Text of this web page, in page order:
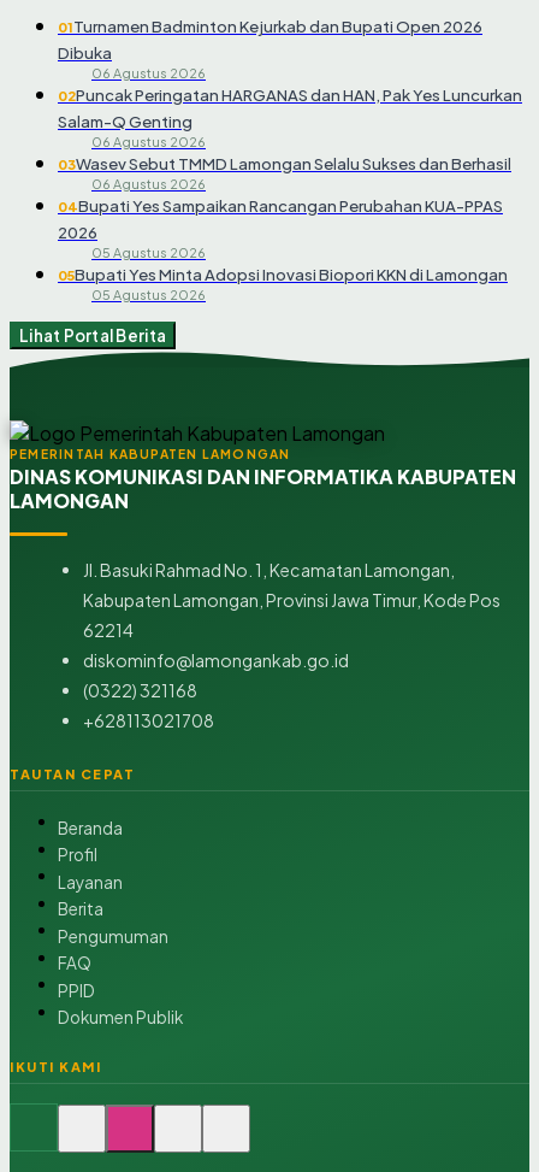
01Turnamen Badminton Kejurkab dan Bupati Open 2026
Dibuka
06 Agustus 2026
02Puncak Peringatan HARGANAS dan HAN, Pak Yes Luncurkan
Salam-Q Genting
06 Agustus 2026
03Wasev Sebut TMMD Lamongan Selalu Sukses dan Berhasil
06 Agustus 2026
04Bupati Yes Sampaikan Rancangan Perubahan KUA-PPAS
2026
05 Agustus 2026
05Bupati Yes Minta Adopsi Inovasi Biopori KKN di Lamongan
05 Agustus 2026
Lihat Portal Berita
PEMERINTAH KABUPATEN LAMONGAN
DINAS KOMUNIKASI DAN INFORMATIKA KABUPATEN
LAMONGAN
Jl. Basuki Rahmad No. 1, Kecamatan Lamongan,
Kabupaten Lamongan, Provinsi Jawa Timur, Kode Pos
62214
diskominfo@lamongankab.go.id
(0322) 321168
+628113021708
TAUTAN CEPAT
Beranda
Profil
Layanan
Berita
Pengumuman
FAQ
PPID
Dokumen Publik
IKUTI KAMI